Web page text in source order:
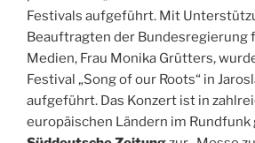
Festivals aufgeführt. Mit
Beauftragten der Bundesregierung
Medien, Frau Monika Grütters,
Festival „Song of our Roots“ in
aufgeführt. Das Konzert ist in
europäischen Ländern im